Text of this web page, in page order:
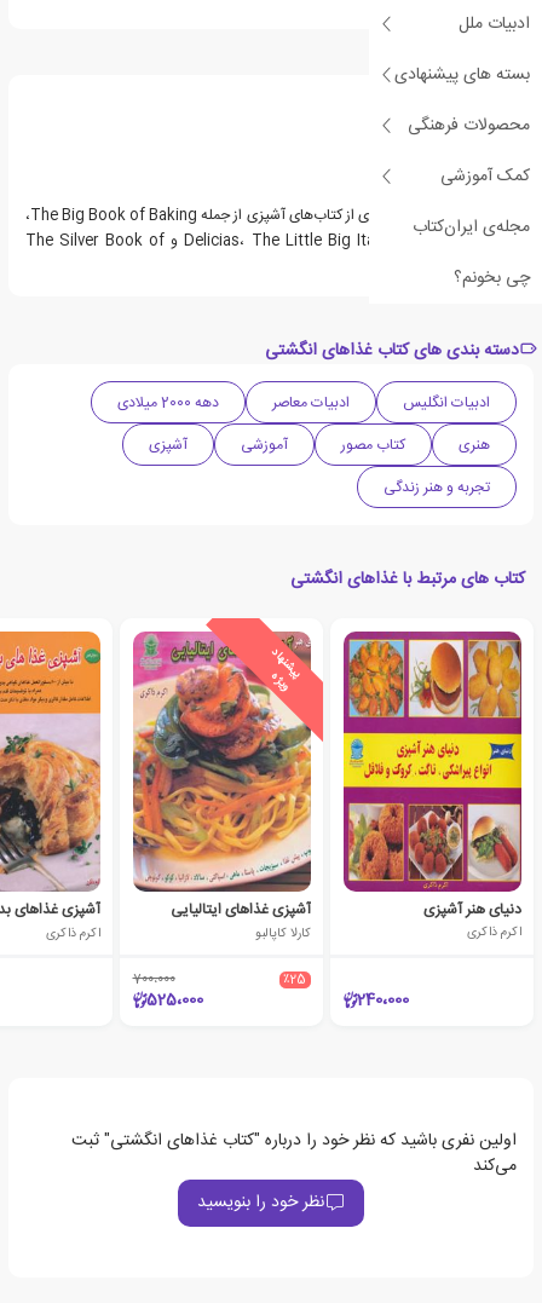
ادبیات ملل
بسته های پیشنهادی
محصولات فرهنگی
کمک آموزشی
مجله‌ی ایران‌کتاب
چی بخونم؟
درباره کارلا باردی
کارلا باردی نویسنده بسیاری از کتاب‌های آشپزی از جمله The Big Book of Baking،
سری Delicias، The Little Big Italian Cookbook و The Silver Book of
Cocktails است.
دسته بندی های کتاب غذاهای انگشتی
ادبیات انگلیس ادبیات معاصر
دهه 2000 میلادی
هنری
کتاب مصور آموزشی
آشپزی
تجربه و هنر زندگی
کتاب های مرتبط با غذاهای انگشتی
دنیای هنر آشپزی
اکرم ذاکری
240،000
پ
ی
ش
ن
ه
ا
د
و
ی
ژ
ه
آشپزی غذاهای ایتالیایی
کارلا کاپالبو
٪25 700،000
525،000
آشپزی غذاهای
اکرم ذاکری
اولین نفری باشید که نظر خود را درباره "کتاب غذاهای انگشتی" ثبت
می‌کند
نظر خود را بنویسید